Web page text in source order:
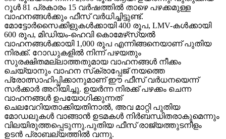
റൂള്‍ 81 പ്രകാരം 15 വര്‍ഷത്തില്‍ താഴെ പഴക്കമുള്ള
വാഹനങ്ങള്‍ക്കും ഫീസ് വര്‍ധിച്ചിട്ടുണ്ട്.
മോട്ടോര്‍സൈക്കിളുകള്‍ക്കായി 400 രൂപ, LMV-കള്‍ക്കായി
600 രൂപ, മിഡിയം-ഹെവി കൊമേഴ്‌സ്യല്‍
വാഹനങ്ങള്‍ക്കായി 1,000 രൂപ എന്നിങ്ങനെയാണ് പുതിയ
നിരക്ക്. റോഡുകളില്‍ നിന്ന് പഴയതും
സുരക്ഷിതമല്ലാത്തതുമായ വാഹനങ്ങള്‍ നീക്കം
ചെയ്യാനും വാഹന സ്‌ക്രാപ്പേജ് നയത്തെ
പ്രോത്സാഹിപ്പിക്കാനുമാണ് ഈ ഫീസ് വര്‍ധനയെന്ന്
സര്‍ക്കാര്‍ അറിയിച്ചു. ഉയര്‍ന്ന നിരക്ക് പഴക്കം ചെന്ന
വാഹനങ്ങള്‍ ഉപയോഗിക്കുന്നത്
ചെലവേറിയതാക്കിയതിനാല്‍, അവ മാറ്റി പുതിയ
മോഡലുകള്‍ വാങ്ങാന്‍ ഉടമകള്‍ നിര്‍ബന്ധിതരാകുമെന്നും
വിലയിരുത്തപ്പെടുന്നു.പുതിയ ഫീസ് രാജ്യത്തുടനീളം
ഉടന്‍ പ്രാബല്യത്തില്‍ വന്നു.